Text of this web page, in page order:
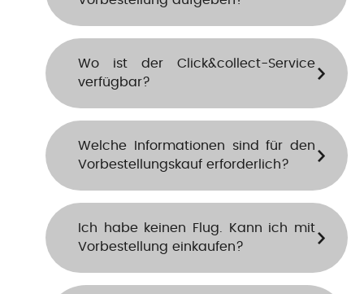
Wo ist der Click&collect-Service
verfügbar?
Welche Informationen sind für den
Vorbestellungskauf erforderlich?
Ich habe keinen Flug. Kann ich mit
Vorbestellung einkaufen?